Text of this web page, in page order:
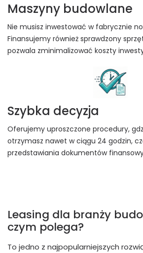
Maszyny budowlane
Nie musisz inwestować w fabrycznie
Finansujemy również sprawdzony
pozwala zminimalizować koszty
Szybka decyzja
Oferujemy uproszczone procedury,
otrzymasz nawet w ciągu 24 godzin,
przedstawiania dokumentów
Leasing dla branży
czym polega?
To jedno z najpopularniejszych